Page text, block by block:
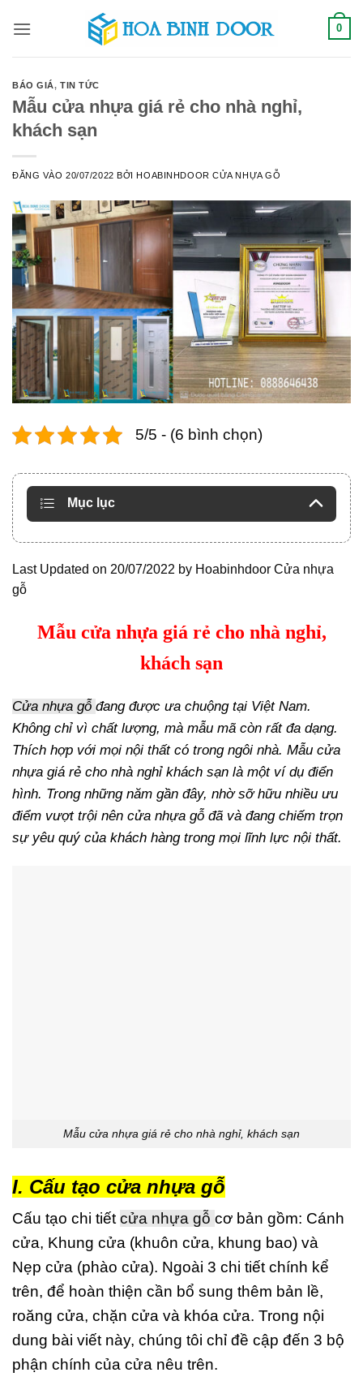
qua
0
BÁO GIÁ,TIN TỨC
Mẫu cửa nhựa giá rẻ cho nhà nghỉ,
khách sạn
ĐĂNG VÀO20/07/2022 BỞIHOABINHDOOR CỬA NHỰA GỖ
5/5 - (6 bình chọn)
Mục lục
Last Updated on 20/07/2022 by Hoabinhdoor Cửa nhựa
gỗ
Mẫu cửa nhựa giá rẻ cho nhà nghỉ,
khách sạn
Cửa nhựa gỗ đang được ưa chuộng tại Việt Nam.
Không chỉ vì chất lượng, mà mẫu mã còn rất đa dạng.
Thích hợp với mọi nội thất có trong ngôi nhà. Mẫu cửa
nhựa giá rẻ cho nhà nghỉ khách sạn là một ví dụ điển
hình. Trong những năm gần đây, nhờ sỡ hữu nhiều ưu
điểm vượt trội nên cửa nhựa gỗ đã và đang chiếm trọn
sự yêu quý của khách hàng trong mọi lĩnh lực nội thất.
Mẫu cửa nhựa giá rẻ cho nhà nghỉ, khách sạn
I. Cấu tạo cửa nhựa gỗ
Cấu tạo chi tiếtcửa nhựa gỗ cơ bản gồm: Cánh
cửa, Khung cửa (khuôn cửa, khung bao) và
Nẹp cửa (phào cửa). Ngoài 3 chi tiết chính kể
trên, để hoàn thiện cần bổ sung thêm bản lề,
roăng cửa, chặn cửa và khóa cửa. Trong nội
dung bài viết này, chúng tôi chỉ đề cập đến 3 bộ
phận chính của cửa nêu trên.